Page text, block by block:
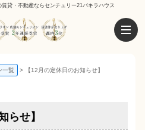
貸・不動産ならセンチュリー21パキラハウス
一覧 【12月の定休日のお知らせ】
らせ】